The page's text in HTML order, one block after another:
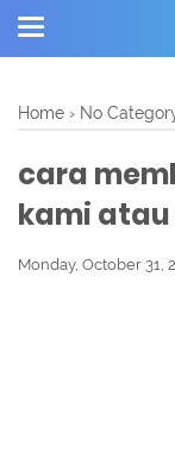
Home › No
cara
kami
Monday, October 31,